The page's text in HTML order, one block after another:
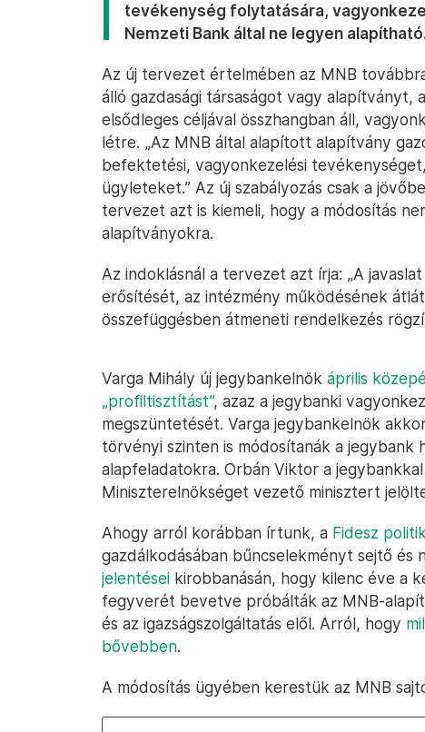
tevékenység folytatására,
Nemzeti Bank által ne legyen
Az új tervezet értelmében az MNB
álló gazdasági társaságot vagy alapítványt,
elsődleges céljával összhangban áll,
létre. „Az MNB által alapított alapítvány
befektetési, vagyonkezelési
ügyleteket.” Az új szabályozás csak a
tervezet azt is kiemeli, hogy a módosítás
alapítványokra.
Az indoklásnál a tervezet azt írja: „A
erősítését, az intézmény működésének
összefüggésben átmeneti rendelkezés
Varga Mihály új jegybankelnök április
„profiltisztítást”, azaz a jegybanki
megszüntetését. Varga jegybankelnök
törvényi szinten is módosítanák a
alapfeladatokra. Orbán Viktor a
Miniszterelnökséget vezető minisztert
Ahogy arról korábban írtunk, a Fidesz
gazdálkodásában bűncselekményt sejtő és
jelentései kirobbanásán, hogy kilenc éve a
fegyverét bevetve próbálták az MNB-
és az igazságszolgáltatás elől. Arról, hogy
bővebben.
A módosítás ügyében kerestük az MNB